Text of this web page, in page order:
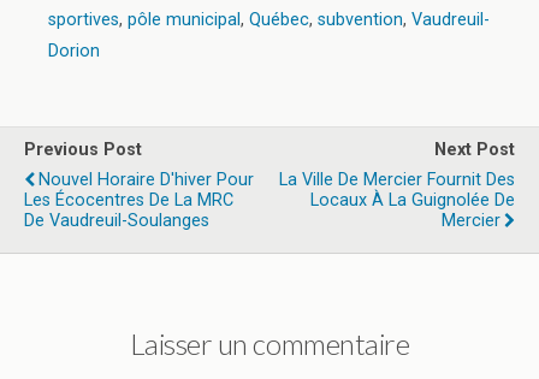
sportives, pôle municipal, Québec, subvention, Vaudreuil-
Dorion
Previous Post
Nouvel Horaire D'hiver Pour
Les Écocentres De La MRC
De Vaudreuil-Soulanges
Next Post
La Ville De Mercier Fournit Des
Locaux À La Guignolée De
Mercier
Laisser un commentaire